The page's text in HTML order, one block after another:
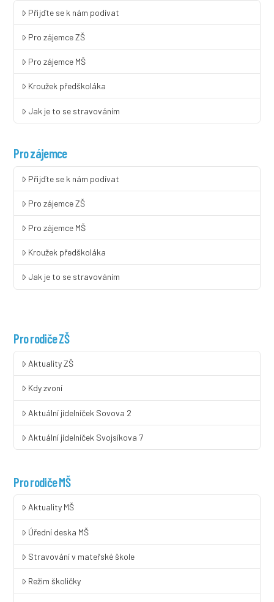
Přijďte se k nám podívat
Pro zájemce ZŠ
Pro zájemce MŠ
Kroužek předškoláka
Jak je to se stravováním
Pro zájemce
Přijďte se k nám podívat
Pro zájemce ZŠ
Pro zájemce MŠ
Kroužek předškoláka
Jak je to se stravováním
Pro rodiče ZŠ
Aktuality ZŠ
Kdy zvoní
Aktuální jídelníček Sovova 2
Aktuální jídelníček Svojsíkova 7
Pro rodiče MŠ
Aktuality MŠ
Úřední deska MŠ
Stravování v mateřské škole
Režim školičky